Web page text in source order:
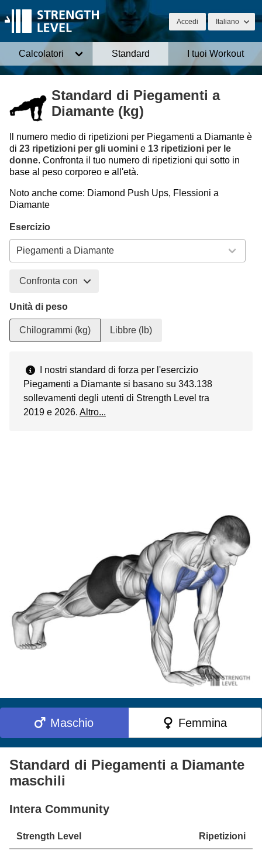
Accedi Italiano
Calcolatori Standard I tuoi Workout
Standard di Piegamenti a
Diamante (kg)
Il numero medio di ripetizioni per Piegamenti a Diamante è
di 23 ripetizioni per gli uomini e 13 ripetizioni per le
donne. Confronta il tuo numero di ripetizioni qui sotto in
base al peso corporeo e all'età.
Noto anche come: Diamond Push Ups, Flessioni a
Diamante
Esercizio
Confronta con
Unità di peso
Chilogrammi (kg) Libbre (lb)
I nostri standard di forza per l'esercizio
Piegamenti a Diamante si basano su 343.138
sollevamenti degli utenti di Strength Level tra
2019 e 2026. Altro...
Maschio Femmina
Standard di Piegamenti a Diamante
maschili
Intera Community
Strength Level Ripetizioni